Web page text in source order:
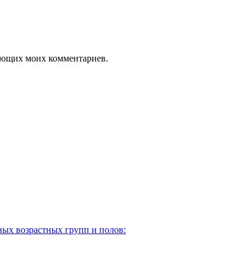
моих комментариев.
возрастных групп и полов: